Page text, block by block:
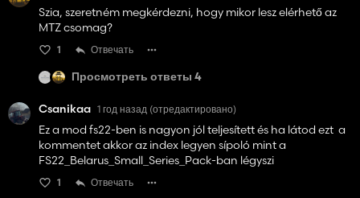
Szia, szeretném megkérdezni, hogy mikor lesz elérhető az
MTZ csomag?
1 Отвечать
Просмотреть ответы 4
Csanikaa 1 год назад (отредактировано)
Ez a mod fs22-ben is nagyon jól teljesített és ha látod ezt a
kommentet akkor az index legyen sípoló mint a
FS22_Belarus_Small_Series_Pack-ban légyszi
1 Отвечать